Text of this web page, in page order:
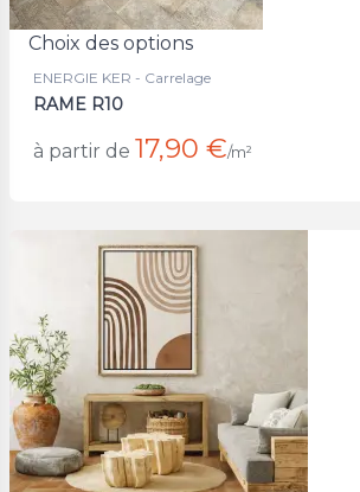
Choix des options
ENERGIE KER - Carrelage
RAME R10
à partir de 17,90 €/m²